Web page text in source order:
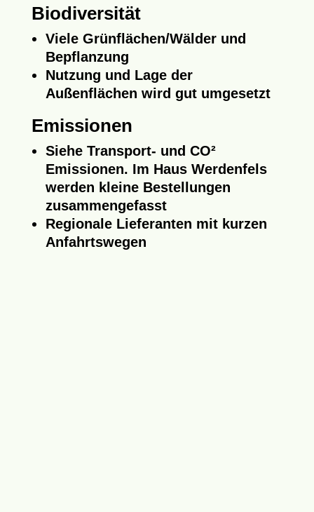
Biodiversität
Viele Grünflächen/Wälder und
Bepflanzung
Nutzung und Lage der
Außenflächen wird gut umgesetzt
Emissionen
Siehe Transport- und CO²
Emissionen. Im Haus Werdenfels
werden kleine Bestellungen
zusammengefasst
Regionale Lieferanten mit kurzen
Anfahrtswegen